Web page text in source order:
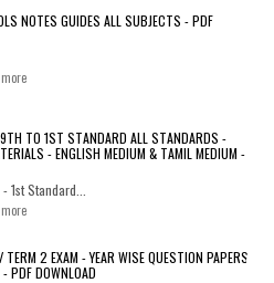
NOTES GUIDES ALL SUBJECTS - PDF
TO 1ST STANDARD ALL STANDARDS -
- ENGLISH MEDIUM & TAMIL MEDIUM -
1st Standard...
TERM 2 EXAM - YEAR WISE QUESTION PAPERS
PDF DOWNLOAD